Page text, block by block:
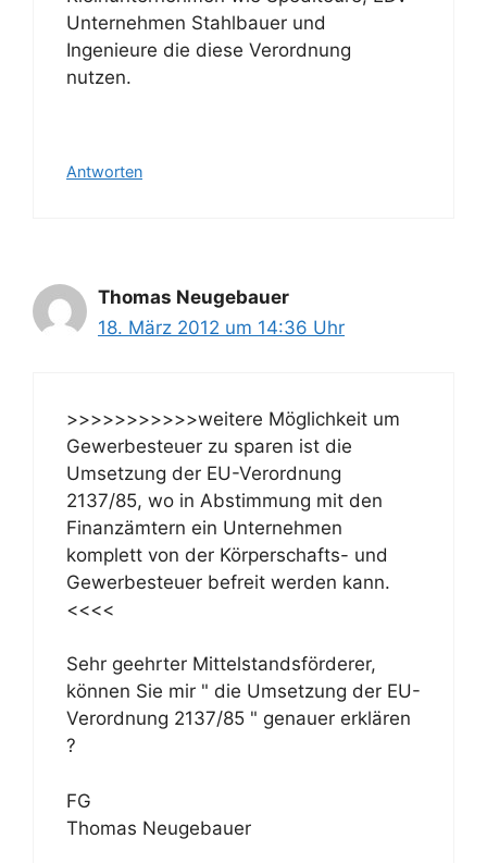
Unternehmen Stahlbauer und
Ingenieure die diese Verordnung
nutzen.
Antworten
Thomas Neugebauer
18. März 2012 um 14:36 Uhr
>>>>>>>>>>>weitere Möglichkeit um
Gewerbesteuer zu sparen ist die
Umsetzung der EU-Verordnung
2137/85, wo in Abstimmung mit den
Finanzämtern ein Unternehmen
komplett von der Körperschafts- und
Gewerbesteuer befreit werden kann.
<<<<
Sehr geehrter Mittelstandsförderer,
können Sie mir " die Umsetzung der EU-
Verordnung 2137/85 " genauer erklären
?
FG
Thomas Neugebauer